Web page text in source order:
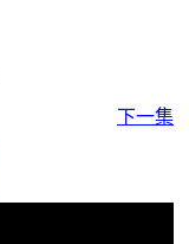
下一集